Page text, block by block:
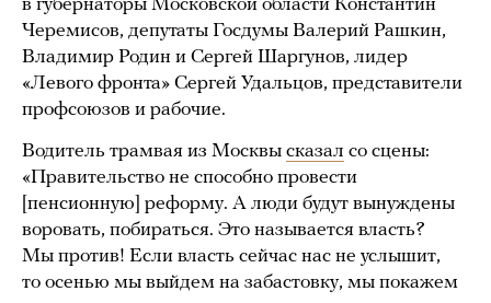
в губернаторы Московской области Константин
Черемисов, депутаты Госдумы Валерий Рашкин,
Владимир Родин и Сергей Шаргунов, лидер
«Левого фронта» Сергей Удальцов, представители
профсоюзов и рабочие.
Водитель трамвая из Москвы сказал со сцены:
«Правительство не способно провести
[пенсионную] реформу. А люди будут вынуждены
воровать, побираться. Это называется власть?
Мы против! Если власть сейчас нас не услышит,
то осенью мы выйдем на забастовку, мы покажем